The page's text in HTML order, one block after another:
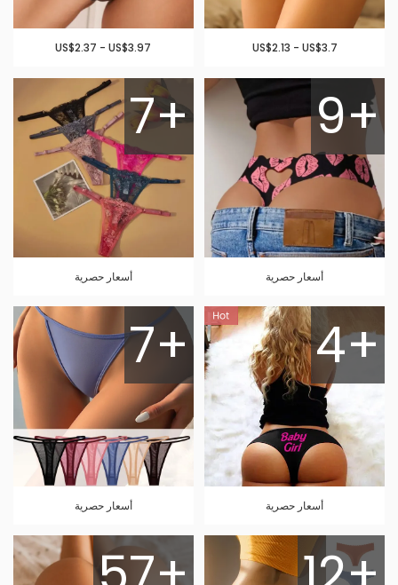
US$2.13 - US$3.7
US$2.37 - US$3.97
9+
أسعار حصرية
7+
أسعار حصرية
4+
أسعار حصرية
7+
أسعار حصرية